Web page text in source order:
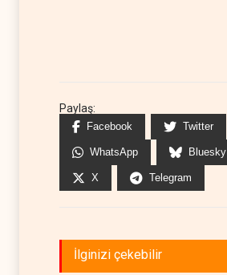
Paylaş:
Facebook Twitter
WhatsApp Bluesky
X Telegram
İlginizi çekebilir